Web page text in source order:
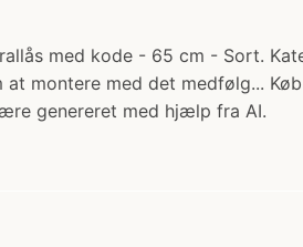
med kode - 65 cm - Sort.
montere med det medfølg...
genereret med hjælp fra AI.